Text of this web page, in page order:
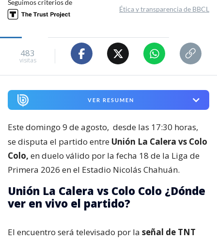
Seguimos criterios de
Ética y transparencia de BBCL
483
visitas
VER RESUMEN
Este domingo 9 de agosto, desde las 17:30 horas,
se disputa el partido entre Unión La Calera vs Colo
Colo, en duelo válido por la fecha 18 de la Liga de
Primera 2026 en el Estadio Nicolás Chahuán.
Unión La Calera vs Colo Colo ¿Dónde
ver en vivo el partido?
El encuentro será televisado por la señal de TNT